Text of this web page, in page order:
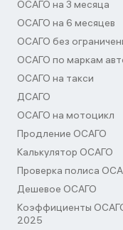
ОСАГО на 3 месяца
ОСАГО на 6 месяцев
ОСАГО без
ОСАГО по маркам
ОСАГО на такси
ДСАГО
ОСАГО на мотоцикл
Продление ОСАГО
Калькулятор ОСАГО
Проверка полиса
Дешевое ОСАГО
Коэффициенты
2025